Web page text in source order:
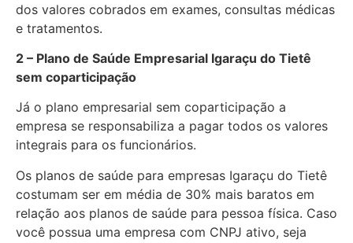
dos valores cobrados em exames, consultas médicas
e tratamentos.
2 – Plano de Saúde Empresarial Igaraçu do Tietê
sem coparticipação
Já o plano empresarial sem coparticipação a
empresa se responsabiliza a pagar todos os valores
integrais para os funcionários.
Os planos de saúde para empresas Igaraçu do Tietê
costumam ser em média de 30% mais baratos em
relação aos planos de saúde para pessoa física. Caso
você possua uma empresa com CNPJ ativo, seja